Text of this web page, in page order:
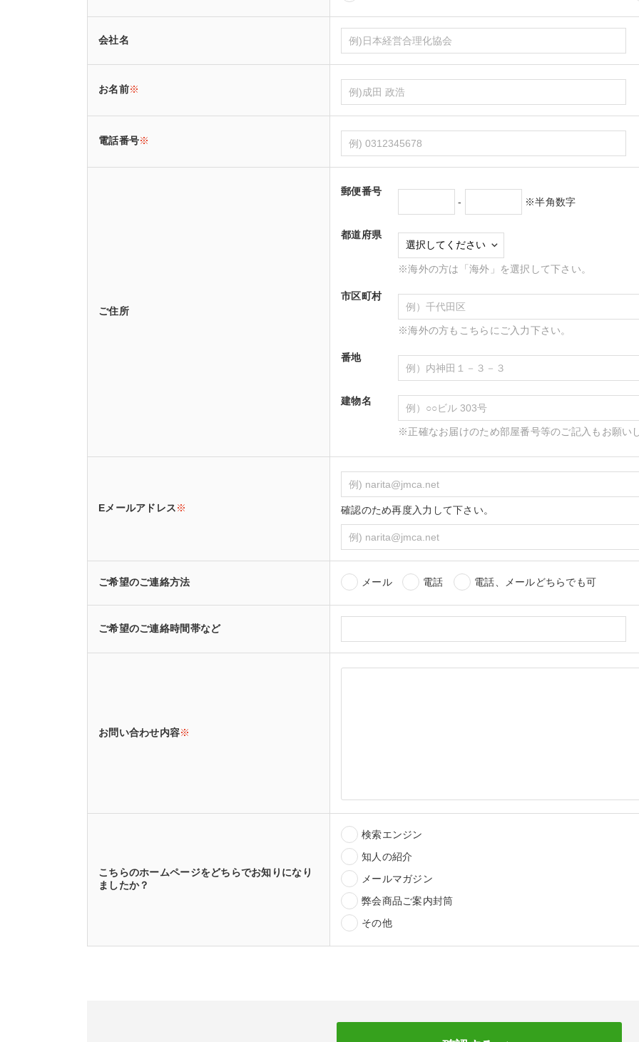
会社名
お名前※
電話番号※
ご住所
郵便番号
-
※半角数字
都道府県
※海外の方は「海外」を選択して下さい。
市区町村
※海外の方もこちらにご入力下さい。
番地
建物名
※正確なお届けのため部屋番号等のご記入もお願い
Eメールアドレス※ 確認のため再度入力して下さい。
ご希望のご連絡方法 メール 電話 電話、メールどちらでも可
ご希望のご連絡時間帯など
お問い合わせ内容※
こちらのホームページをどちらでお知りになり
ましたか？
検索エンジン
知人の紹介
メールマガジン
弊会商品ご案内封筒
その他